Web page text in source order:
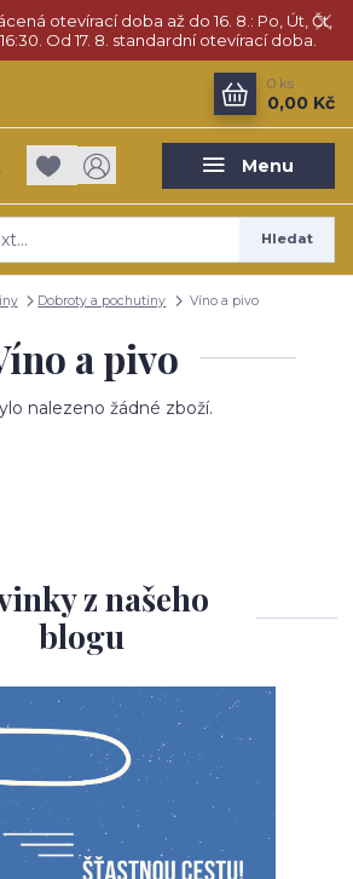
otevírací doba až do 16. 8.: Po, Út, Čt,
Od 17. 8. standardní otevírací doba.
Menu
Hledat
0 ks
0,00 Kč
Dobroty a pochutiny Víno a pivo
a pivo
nalezeno žádné zboží.
z našeho
blogu